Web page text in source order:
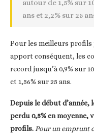
autour de 1,5% sur
ans et 2,2% sur 25
Pour les meilleurs profils
apport conséquent, les
record jusqu’à 0,9% sur
et 1,56% sur 25 ans.
Depuis le début
perdu 0,5% en moyenne,
profils. Pour un emprunt